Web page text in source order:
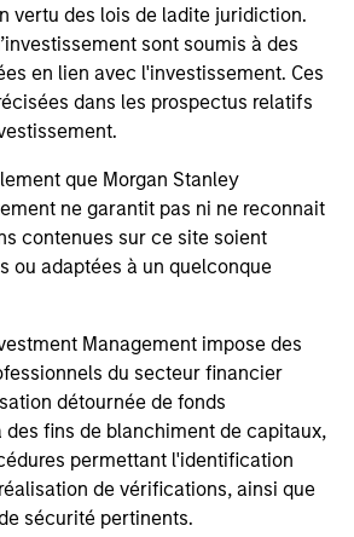
vertu des lois de ladite juridiction.
sont soumis à des
en lien avec l'investissement. Ces
dans les prospectus relatifs
que Morgan Stanley
ne garantit pas ni ne reconnait
contenues sur ce site soient
ou adaptées à un quelconque
Management impose des
du secteur financier
détournée de fonds
des fins de blanchiment de capitaux,
permettant l'identification
de vérifications, ainsi que
sécurité pertinents.
Infrastructure
Epic Energy
Management,
funds managed by Morgan
Partners (MSIP), its
investment platform,
that it has agreed to acquire
gas pipeline
is expected to close
approvals.